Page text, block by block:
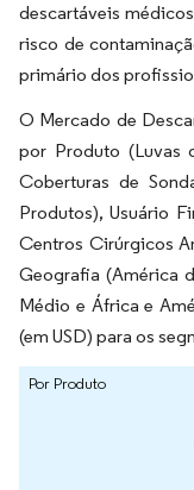
descartáveis
risco de
primário dos
O Mercado de
por Produto (Luvas
Coberturas de
Produtos), Usuário
Centros Cirúrgicos
Geografia (América
Médio e África e
(em USD) para os
Por Produto